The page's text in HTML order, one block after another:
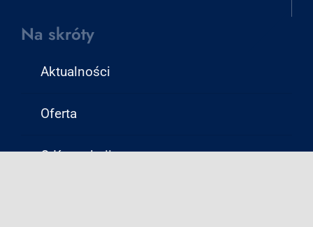
Na skróty
Aktualności
Oferta
O Kancelarii